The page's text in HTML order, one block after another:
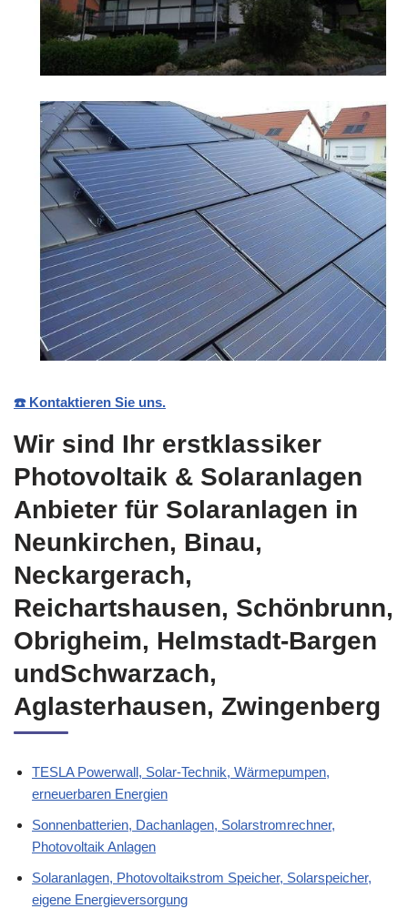
☎️ Kontaktieren Sie uns.
Wir sind Ihr erstklassiker
Photovoltaik & Solaranlagen
Anbieter für Solaranlagen in
Neunkirchen, Binau,
Neckargerach,
Reichartshausen, Schönbrunn,
Obrigheim, Helmstadt-Bargen
undSchwarzach,
Aglasterhausen, Zwingenberg
TESLA Powerwall, Solar-Technik, Wärmepumpen,
erneuerbaren Energien
Sonnenbatterien, Dachanlagen, Solarstromrechner,
Photovoltaik Anlagen
Solaranlagen, Photovoltaikstrom Speicher, Solarspeicher,
eigene Energieversorgung